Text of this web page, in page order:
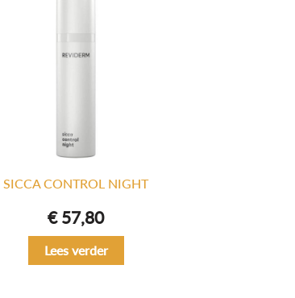
SICCA CONTROL NIGHT
€57,80
Lees verder